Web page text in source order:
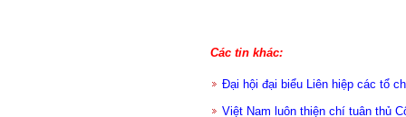
Các tin khác:
Đại hội đại biểu Liên hiệp các tổ
Việt Nam luôn thiện chí tuân thủ